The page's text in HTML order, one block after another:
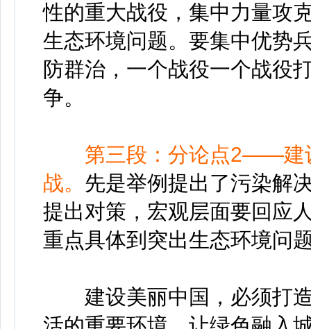
性的重大战役，集中力量攻
生态环境问题。要集中优势
防群治，一个战役一个战役
争。
第三段：分论点2——建
战。 先是举例提出了污染解
提出对策，宏观层面要回应
重点具体到突出生态环境问
建设美丽中国，必须打造